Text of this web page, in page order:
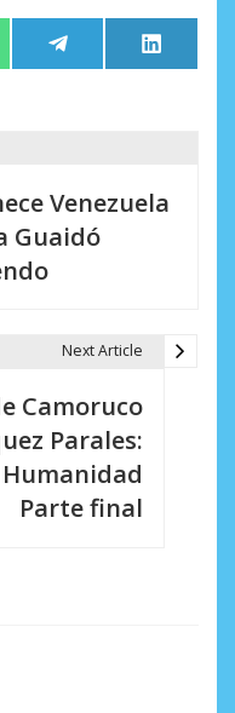
Compartir
en
Telegram
en
LinkedIn
Venezuela
Guaidó
Next Article
Camoruco
Parales:
Parte final